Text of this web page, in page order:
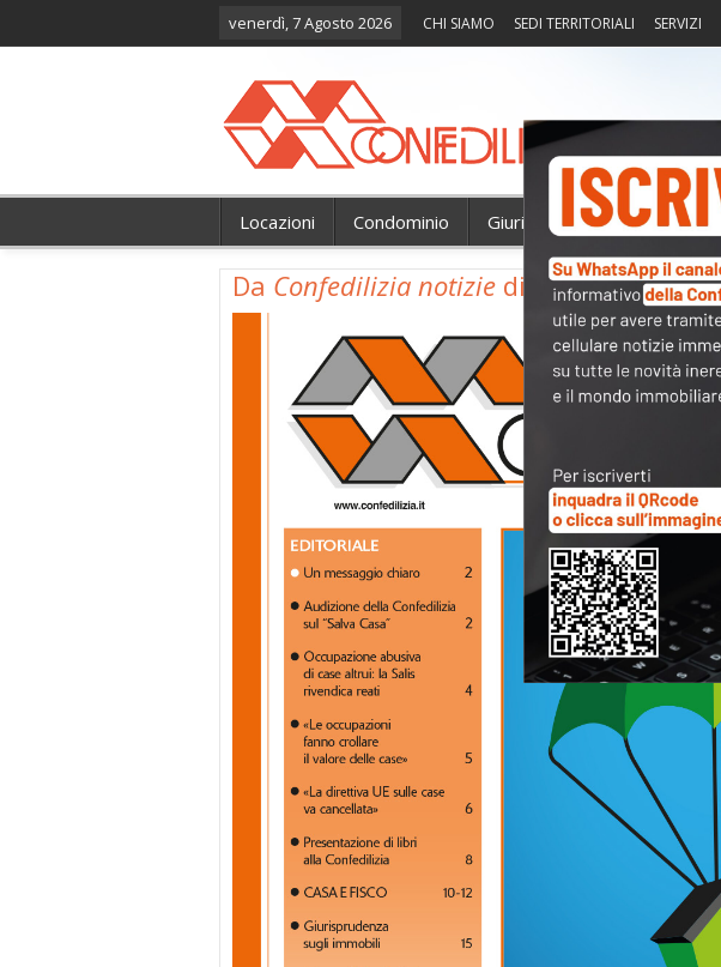
venerdì, 7 Agosto 2026 CHI SIAMO SEDI TERRITORIALI SERVIZI
Locazioni Condominio Giurisprudenza Fisco
Da Confedilizia notizie di luglio